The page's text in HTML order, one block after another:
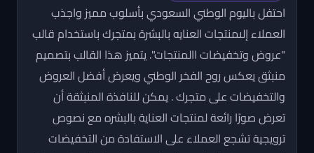
احتفل باليوم الوطني السعودي بأسلوب مميز واجذب
العملاء إلىمنتجات العنايه بالبشرة بمتجرك باستخدام قالب
"عروض وتخفيضات االمنتجات". يتميز هذا القالب بتصميم
منبثق يعكس روح الفخر الوطني ويعرض أفضل العروض
والتخفيضات على متجرك . يمكن للنافذة المنبثقة أن
تعرض صورًا رائعة لمنتجات العناية بالبشره مع نصوص
ترويجية تشجع العملاء على الاستفادة من التخفيضات